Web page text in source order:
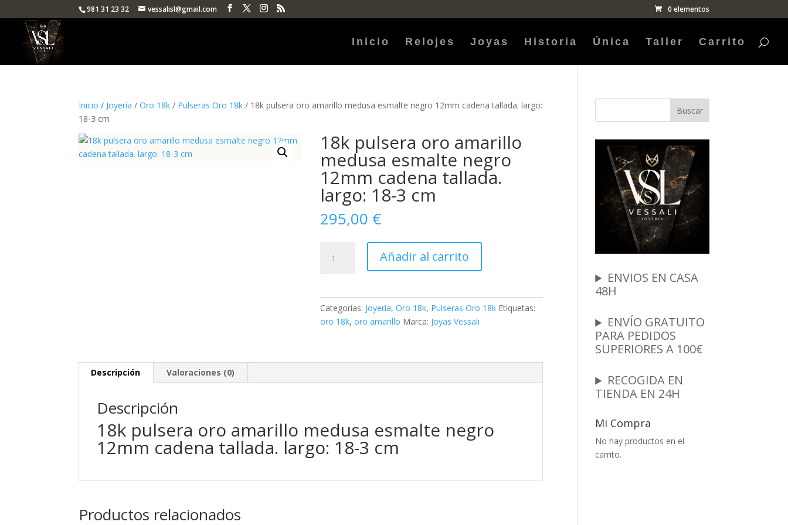
981 31 23 32 vessalisl@gmail.com 0 elementos
Inicio Relojes Joyas Historia Única Taller Carrito
Inicio / Joyería /Oro 18k / Pulseras Oro 18k / 18k pulsera oro amarillo medusa esmalte negro 12mm cadena tallada. largo:
18-3 cm
18k pulsera oro amarillo
medusa esmalte negro
12mm cadena tallada.
largo: 18-3 cm
295,00 €
pulsera
esmalte
largo:
cantidad
Añadir al carrito
Categorías: Joyería,Oro 18k, Pulseras Oro 18k Etiquetas:
oro 18k,oro amarillo Marca: Joyas Vessali
Descripción Valoraciones (0)
Descripción
18k pulsera oro amarillo medusa esmalte negro
12mm cadena tallada. largo: 18-3 cm
Productos relacionados
Buscar
ENVIOS EN CASA
48H
ENVÍO GRATUITO
PARA PEDIDOS
SUPERIORES A 100€
RECOGIDA EN
TIENDA EN 24H
Mi Compra
No hay productos en el
carrito.